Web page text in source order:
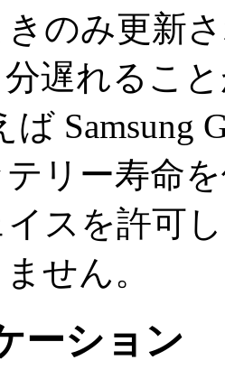
のみ更新
遅れるこ
Samsung
リー寿命
イスを許可
せん。
ーション